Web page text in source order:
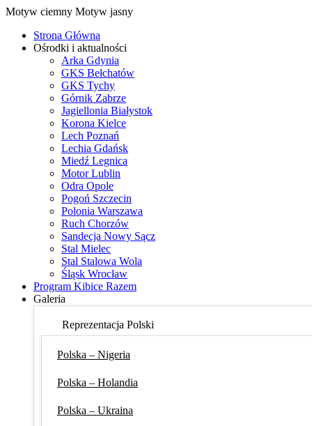
Motyw ciemny Motyw jasny
Strona Główna
Ośrodki i aktualności
Arka Gdynia
GKS Bełchatów
GKS Tychy
Górnik Zabrze
Jagiellonia Białystok
Korona Kielce
Lech Poznań
Lechia Gdańsk
Miedź Legnica
Motor Lublin
Odra Opole
Pogoń Szczecin
Polonia Warszawa
Ruch Chorzów
Sandecja Nowy Sącz
Stal Mielec
Stal Stalowa Wola
Śląsk Wrocław
Program Kibice Razem
Galeria
Reprezentacja Polski
Polska – Nigeria
Polska – Holandia
Polska – Ukraina